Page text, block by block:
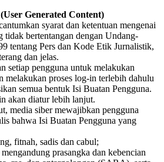
Generated Content)
syarat dan ketentuan mengenai
tidak bertentangan dengan Undang-
tentang Pers dan Kode Etik Jurnalistik,
dan jelas.
setiap pengguna untuk melakukan
melakukan proses log-in terlebih dahulu
semua bentuk Isi Buatan Pengguna.
akan diatur lebih lanjut.
media siber mewajibkan pengguna
bahwa Isi Buatan Pengguna yang
fitnah, sadis dan cabul;
prasangka dan kebencian